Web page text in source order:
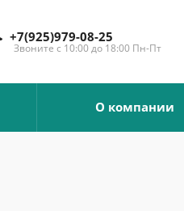
+7(925)979-08-25
Звоните с 10:00 до 18:00 Пн-Пт
О компании